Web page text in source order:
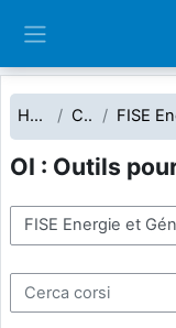
Home Corsi
OI : Outils
Categorie di corso
Cerca corsi